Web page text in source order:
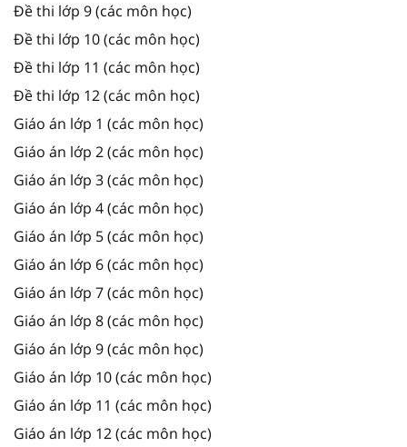
Đề thi lớp 9 (các môn học)
Đề thi lớp 10 (các môn học)
Đề thi lớp 11 (các môn học)
Đề thi lớp 12 (các môn học)
Giáo án lớp 1 (các môn học)
Giáo án lớp 2 (các môn học)
Giáo án lớp 3 (các môn học)
Giáo án lớp 4 (các môn học)
Giáo án lớp 5 (các môn học)
Giáo án lớp 6 (các môn học)
Giáo án lớp 7 (các môn học)
Giáo án lớp 8 (các môn học)
Giáo án lớp 9 (các môn học)
Giáo án lớp 10 (các môn học)
Giáo án lớp 11 (các môn học)
Giáo án lớp 12 (các môn học)